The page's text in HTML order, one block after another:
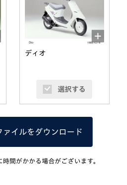
ディオ
選択する
ァイルをダウンロード
間がかかる場合がございます。